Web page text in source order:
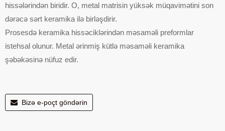
hissələrindən biridir. O, metal matrisin yüksək müqavimətini son
dərəcə sərt keramika ilə birləşdirir.
Prosesdə keramika hissəciklərindən məsaməli preformlar
istehsal olunur. Metal ərinmiş kütlə məsaməli keramika
şəbəkəsinə nüfuz edir.
Bizə e-poçt göndərin